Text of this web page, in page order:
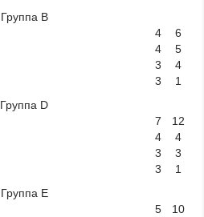
Группа B
4
6
4
5
3
4
3
1
Группа D
7
12
4
4
3
3
3
1
Группа E
5
10